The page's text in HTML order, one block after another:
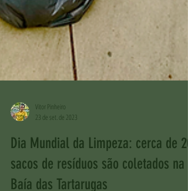
Vitor Pinheiro
23 de set. de 2023